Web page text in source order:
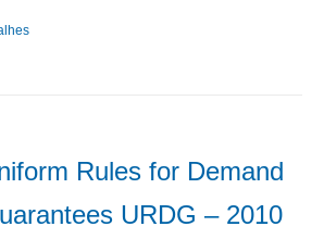
Rules for Demand
URDG – 2010